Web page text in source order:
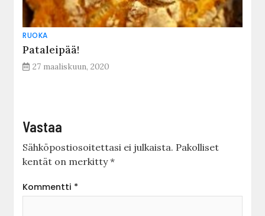
RUOKA
Pataleipää!
27 maaliskuun, 2020
Vastaa
Sähköpostiosoitettasi ei julkaista. Pakolliset
kentät on merkitty*
Kommentti *